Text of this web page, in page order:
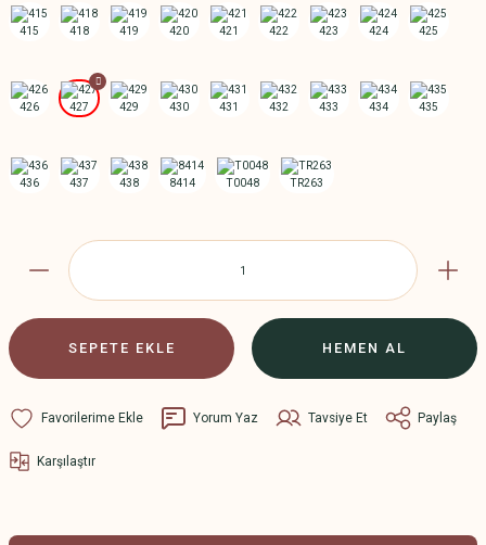
SEPETE EKLE HEMEN AL
Yorum Yaz Tavsiye Et Paylaş
Karşılaştır